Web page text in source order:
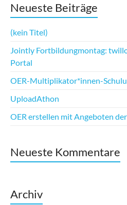
Neueste Beiträge
(kein Titel)
Jointly Fortbildungmontag:
Portal
OER-Multiplikator*innen-
UploadAthon
OER erstellen mit Angeboten
Neueste Kommentare
Archiv